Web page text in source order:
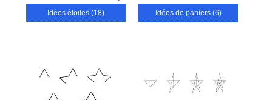
Idées étoiles (18) Idées de paniers (6)